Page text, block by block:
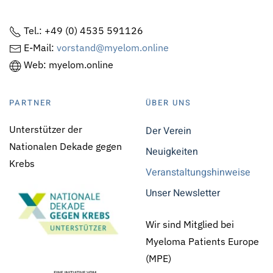
Tel.: +49 (0) 4535 591126
E-Mail: vorstand@myelom.online
Web: myelom.online
PARTNER
Unterstützer der
Nationalen Dekade gegen
Krebs
ÜBER UNS
Der Verein
Neuigkeiten
Veranstaltungshinweise
Unser Newsletter
Wir sind Mitglied bei
Myeloma Patients Europe
(MPE)